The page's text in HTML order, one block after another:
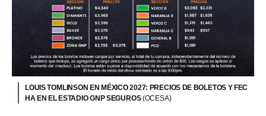
LOUIS TOMLINSON EN MÉXICO 2027: PRECIOS DE BOLETOS Y FEC
HA EN EL ESTADIO GNP SEGUROS(OCESA)